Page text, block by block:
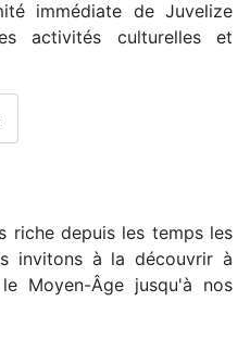
immédiate de Juvelize
activités culturelles et
riche depuis les temps les
invitons à la découvrir à
Moyen-Âge jusqu'à nos